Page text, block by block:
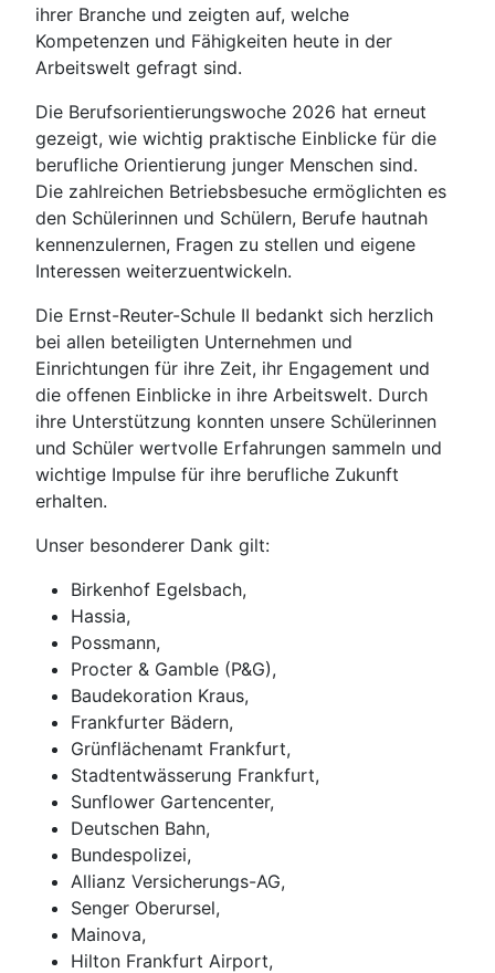
ihrer Branche und zeigten auf, welche
Kompetenzen und Fähigkeiten heute in der
Arbeitswelt gefragt sind.
Die Berufsorientierungswoche 2026 hat erneut
gezeigt, wie wichtig praktische Einblicke für die
berufliche Orientierung junger Menschen sind.
Die zahlreichen Betriebsbesuche ermöglichten es
den Schülerinnen und Schülern, Berufe hautnah
kennenzulernen, Fragen zu stellen und eigene
Interessen weiterzuentwickeln.
Die Ernst-Reuter-Schule II bedankt sich herzlich
bei allen beteiligten Unternehmen und
Einrichtungen für ihre Zeit, ihr Engagement und
die offenen Einblicke in ihre Arbeitswelt. Durch
ihre Unterstützung konnten unsere Schülerinnen
und Schüler wertvolle Erfahrungen sammeln und
wichtige Impulse für ihre berufliche Zukunft
erhalten.
Unser besonderer Dank gilt:
Birkenhof Egelsbach,
Hassia,
Possmann,
Procter & Gamble (P&G),
Baudekoration Kraus,
Frankfurter Bädern,
Grünflächenamt Frankfurt,
Stadtentwässerung Frankfurt,
Sunflower Gartencenter,
Deutschen Bahn,
Bundespolizei,
Allianz Versicherungs-AG,
Senger Oberursel,
Mainova,
Hilton Frankfurt Airport,